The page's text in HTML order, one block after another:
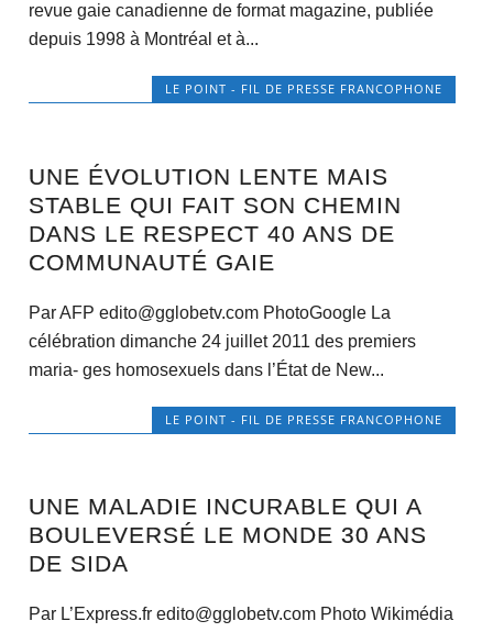
revue gaie canadienne de format magazine, publiée
depuis 1998 à Montréal et à...
LE POINT - FIL DE PRESSE FRANCOPHONE
UNE ÉVOLUTION LENTE MAIS
STABLE QUI FAIT SON CHEMIN
DANS LE RESPECT 40 ANS DE
COMMUNAUTÉ GAIE
Par AFP edito@gglobetv.com PhotoGoogle La
célébration dimanche 24 juillet 2011 des premiers
maria- ges homosexuels dans l’État de New...
LE POINT - FIL DE PRESSE FRANCOPHONE
UNE MALADIE INCURABLE QUI A
BOULEVERSÉ LE MONDE 30 ANS
DE SIDA
Par L’Express.fr edito@gglobetv.com Photo Wikimédia